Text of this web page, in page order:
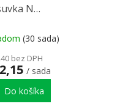
N
OG, Inserta
(30 sada)
bez DPH
/ sada
Do košíka